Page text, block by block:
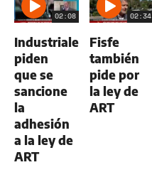
02:08
Industriales
piden
que se
sancione
la
adhesión
a la ley de
ART
02:34
Fisfe
también
pide por
la ley de
ART